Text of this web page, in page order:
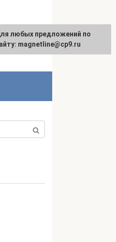
связь
сайта
любых предложений по
magnetline@cp9.ru